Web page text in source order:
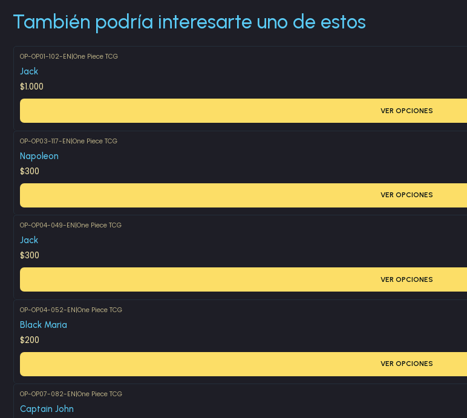
También podría interesarte uno de estos
OP-OP01-102-EN|One Piece TCG
Jack
$1.000
VER OPCIONES
OP-OP03-117-EN|One Piece TCG
Napoleon
$300
VER OPCIONES
OP-OP04-049-EN|One Piece TCG
Jack
$300
VER OPCIONES
OP-OP04-052-EN|One Piece TCG
Black Maria
$200
VER OPCIONES
OP-OP07-082-EN|One Piece TCG
Captain John